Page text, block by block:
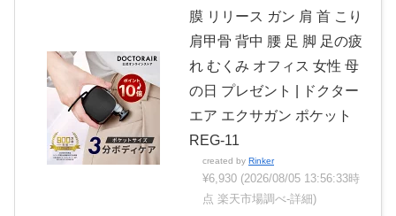
膜 リリース ガン 肩 首 こり
肩甲骨 背中 腰 足 脚 足の疲
れ むくみ オフィス 女性 母
の日 プレゼント | ドクター
エア エクサガン ポケット
REG-11
created by Rinker
¥6,930 (2026/08/05 13:56:33時
点 楽天市場調べ-詳細)